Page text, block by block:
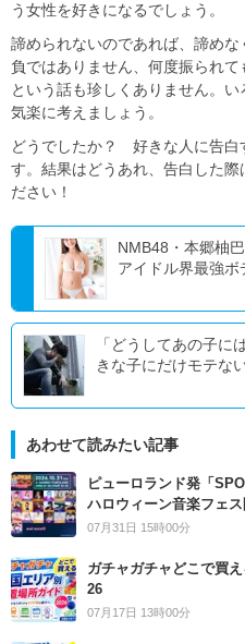
う女性を好きになるでしょう。
諦められないのであれば、諦め
負ではありません、何度振られ
という話も珍しくありません。
気楽に考えましょう。
どうでしたか？ 好きな人に告白
す。結果はどうあれ、告白した際
ださい！
NMB48・本郷柚
アイドル界最強ボ
「どうしてあの子
きな子にだけモテな
あわせて読みたい記事
ピューロランド発「
ハロウィーン音楽フェス
07月31日 15時00分
ガチャガチャどこで買
26
07月17日 13時00分